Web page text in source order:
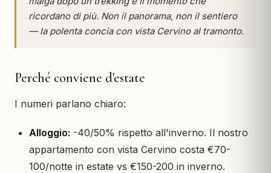
ricordano di più. Non il panorama, non il sentiero
— la polenta concia con vista Cervino al tramonto.
Perché conviene d'estate
I numeri parlano chiaro:
Alloggio: -40/50% rispetto all'inverno. Il nostro
appartamento con vista Cervino costa €70-
100/notte in estate vs €150-200 in inverno.